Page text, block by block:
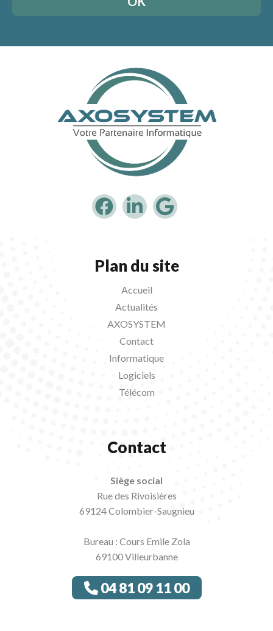
Plan du site
Accueil
Actualités
AXOSYSTEM
Contact
Informatique
Logiciels
Télécom
Contact
Siège social
Rue des Rivoisières
69124 Colombier-Saugnieu
Bureau : Cours Emile Zola
69100 Villeurbanne
04 81 09 11 00